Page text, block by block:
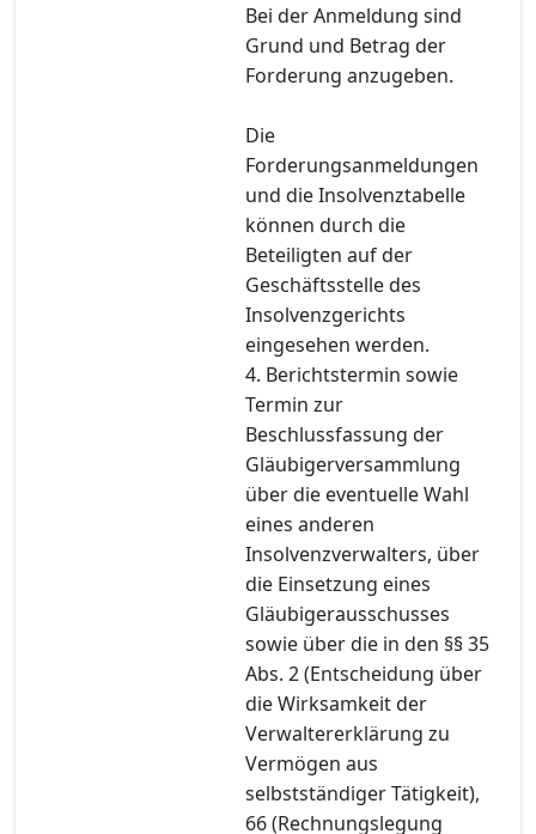
Bei der Anmeldung sind
Grund und Betrag der
Forderung anzugeben.
Die
Forderungsanmeldungen
und die Insolvenztabelle
können durch die
Beteiligten auf der
Geschäftsstelle des
Insolvenzgerichts
eingesehen werden.
4. Berichtstermin sowie
Termin zur
Beschlussfassung der
Gläubigerversammlung
über die eventuelle Wahl
eines anderen
Insolvenzverwalters, über
die Einsetzung eines
Gläubigerausschusses
sowie über die in den §§ 35
Abs. 2 (Entscheidung über
die Wirksamkeit der
Verwaltererklärung zu
Vermögen aus
selbstständiger Tätigkeit),
66 (Rechnungslegung